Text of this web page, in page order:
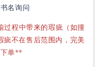
名询问
程中带来的瑕疵（如撞
疵不在售后范围内，完美
单**